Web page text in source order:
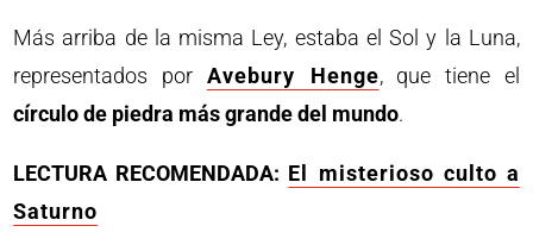
Más arriba de la misma Ley, estaba el Sol y la Luna,
representados por Avebury Henge, que tiene el
círculo de piedra más grande del mundo.
LECTURA RECOMENDADA: El misterioso culto a
Saturno